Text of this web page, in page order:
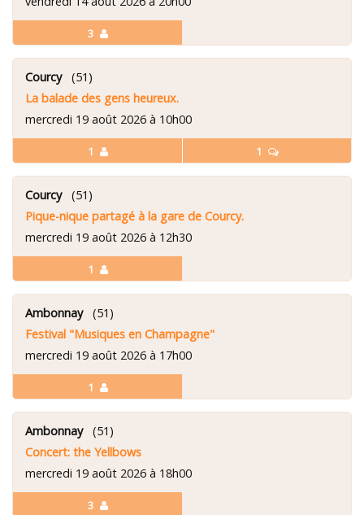
3
1 1
Courcy(51)
La balade des gens heureux.
mercredi 19 août 2026 à 10h00
1
Courcy(51)
Pique-nique partagé à la gare de Courcy.
mercredi 19 août 2026 à 12h30
1
Ambonnay(51)
Festival "Musiques en Champagne"
mercredi 19 août 2026 à 17h00
3
Ambonnay(51)
Concert: the Yellbows
mercredi 19 août 2026 à 18h00